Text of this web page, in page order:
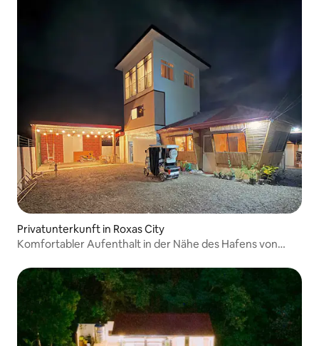
Privatunterkunft in Roxas City
Komfortabler Aufenthalt in der Nähe des Hafens von